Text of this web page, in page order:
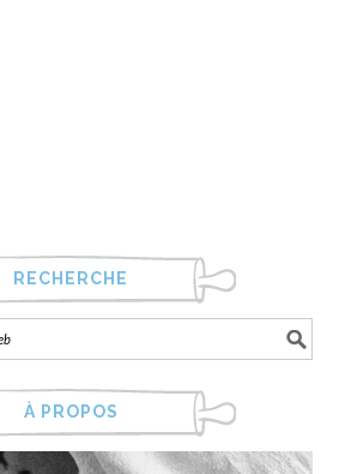
RECHERCHE
À PROPOS